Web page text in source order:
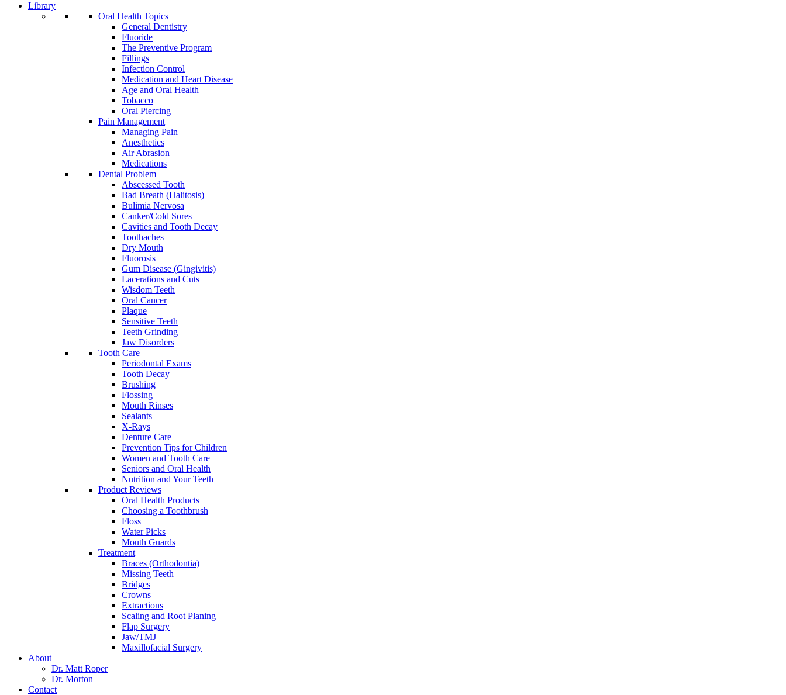
Library
Oral Health Topics
General Dentistry
Fluoride
The Preventive Program
Fillings
Infection Control
Medication and Heart Disease
Age and Oral Health
Tobacco
Oral Piercing
Pain Management
Managing Pain
Anesthetics
Air Abrasion
Medications
Dental Problem
Abscessed Tooth
Bad Breath (Halitosis)
Bulimia Nervosa
Canker/Cold Sores
Cavities and Tooth Decay
Toothaches
Dry Mouth
Fluorosis
Gum Disease (Gingivitis)
Lacerations and Cuts
Wisdom Teeth
Oral Cancer
Plaque
Sensitive Teeth
Teeth Grinding
Jaw Disorders
Tooth Care
Periodontal Exams
Tooth Decay
Brushing
Flossing
Mouth Rinses
Sealants
X-Rays
Denture Care
Prevention Tips for Children
Women and Tooth Care
Seniors and Oral Health
Nutrition and Your Teeth
Product Reviews
Oral Health Products
Choosing a Toothbrush
Floss
Water Picks
Mouth Guards
Treatment
Braces (Orthodontia)
Missing Teeth
Bridges
Crowns
Extractions
Scaling and Root Planing
Flap Surgery
Jaw/TMJ
Maxillofacial Surgery
About
Dr. Matt Roper
Dr. Morton
Contact